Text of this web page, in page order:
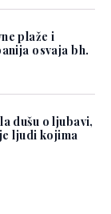
plaže i
osvaja bh.
dušu o ljubavi,
ljudi kojima